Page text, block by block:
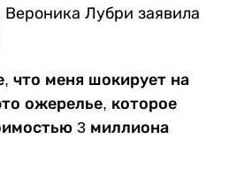
Лубри заявила
что меня шокирует на
ожерелье, которое
3 миллиона